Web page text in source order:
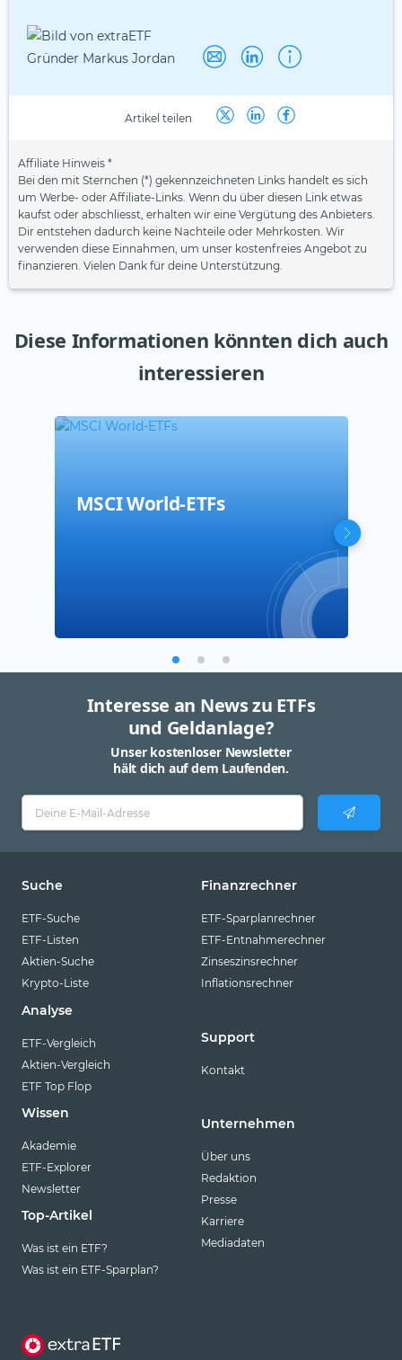
Artikel teilen
Affiliate Hinweis *
Bei den mit Sternchen (*) gekennzeichneten Links handelt es sich
um Werbe- oder Affiliate-Links. Wenn du über diesen Link etwas
kaufst oder abschliesst, erhalten wir eine Vergütung des Anbieters.
Dir entstehen dadurch keine Nachteile oder Mehrkosten. Wir
verwenden diese Einnahmen, um unser kostenfreies Angebot zu
finanzieren. Vielen Dank für deine Unterstützung.
Diese Informationen könnten dich auch
interessieren
MSCI World-ETFs
Interesse an News zu ETFs
und Geldanlage?
Unser kostenloser Newsletter
hält dich auf dem Laufenden.
Suche
ETF-Suche
ETF-Listen
Aktien-Suche
Krypto-Liste
Analyse
ETF-Vergleich
Aktien-Vergleich
ETF Top Flop
Wissen
Akademie
ETF-Explorer
Newsletter
Top-Artikel
Was ist ein ETF?
Was ist ein ETF-Sparplan?
Finanzrechner
ETF-Sparplanrechner
ETF-Entnahmerechner
Zinseszinsrechner
Inflationsrechner
Support
Kontakt
Unternehmen
Über uns
Redaktion
Presse
Karriere
Mediadaten